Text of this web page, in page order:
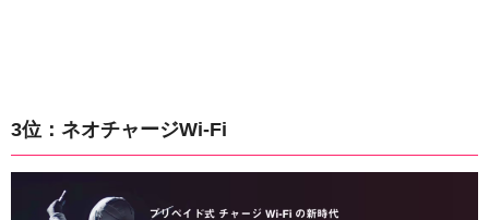
3位：ネオチャージWi-Fi